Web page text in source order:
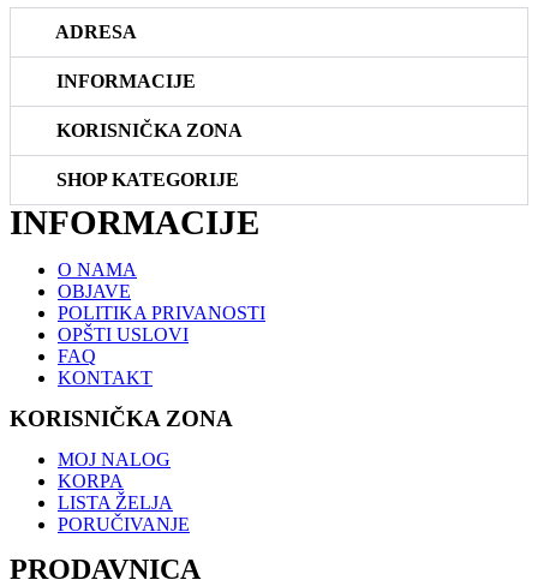
ADRESA
INFORMACIJE
KORISNIČKA ZONA
SHOP KATEGORIJE
INFORMACIJE
O NAMA
OBJAVE
POLITIKA PRIVANOSTI
OPŠTI USLOVI
FAQ
KONTAKT
KORISNIČKA ZONA
MOJ NALOG
KORPA
LISTA ŽELJA
PORUČIVANJE
PRODAVNICA